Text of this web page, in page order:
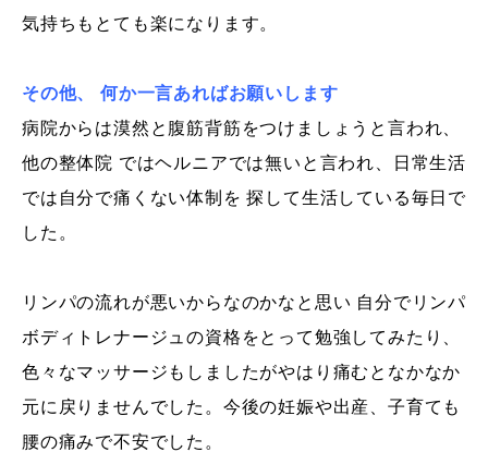
気持ちもとても楽になります。
その他、 何か一言あればお願いします
病院からは漠然と腹筋背筋をつけましょうと言われ、
他の整体院 ではヘルニアでは無いと言われ、日常生活
では自分で痛くない体制を 探して生活している毎日で
した。
リンパの流れが悪いからなのかなと思い 自分でリンパ
ボディトレナージュの資格をとって勉強してみたり、
色々なマッサージもしましたがやはり痛むとなかなか
元に戻りませんでした。今後の妊娠や出産、子育ても
腰の痛みで不安でした。